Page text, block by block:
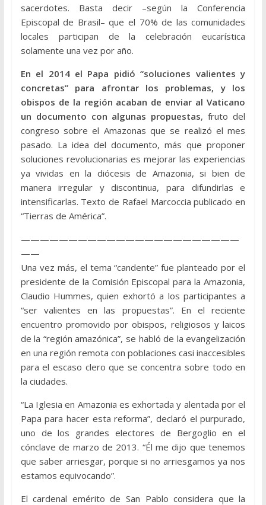
sacerdotes. Basta decir –según la Conferencia
Episcopal de Brasil– que el 70% de las comunidades
locales participan de la celebración eucarística
solamente una vez por año.
En el 2014 el Papa pidió “soluciones valientes y
concretas” para afrontar los problemas, y los
obispos de la región acaban de enviar al Vaticano
un documento con algunas propuestas, fruto del
congreso sobre el Amazonas que se realizó el mes
pasado. La idea del documento, más que proponer
soluciones revolucionarias es mejorar las experiencias
ya vividas en la diócesis de Amazonia, si bien de
manera irregular y discontinua, para difundirlas e
intensificarlas. Texto de Rafael Marcoccia publicado en
“Tierras de América”.
———————————————————————
——
Una vez más, el tema “candente” fue planteado por el
presidente de la Comisión Episcopal para la Amazonia,
Claudio Hummes, quien exhortó a los participantes a
“ser valientes en las propuestas”. En el reciente
encuentro promovido por obispos, religiosos y laicos
de la “región amazónica”, se habló de la evangelización
en una región remota con poblaciones casi inaccesibles
para el escaso clero que se concentra sobre todo en
la ciudades.
“La Iglesia en Amazonia es exhortada y alentada por el
Papa para hacer esta reforma”, declaró el purpurado,
uno de los grandes electores de Bergoglio en el
cónclave de marzo de 2013. “Él me dijo que tenemos
que saber arriesgar, porque si no arriesgamos ya nos
estamos equivocando”.
El cardenal emérito de San Pablo considera que la